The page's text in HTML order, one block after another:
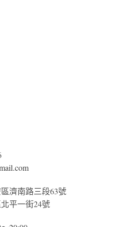
濟南路三段63號
平一街24號